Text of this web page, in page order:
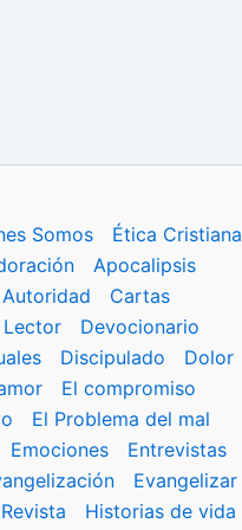
Somos
Ética Cristiana
Apocalipsis
Autoridad
Cartas
Lector
Devocionario
Discipulado
Dolor
El compromiso
El Problema del mal
Emociones
Entrevistas
Evangelizar
Historias de vida